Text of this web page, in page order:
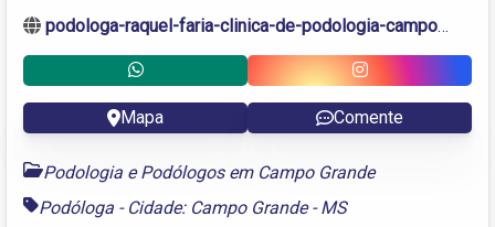
podologa-raquel-faria-clinica-de-podologia-campo-grande-ms.negocio.site
Mapa Comente
Podologia e Podólogos em Campo Grande
Podóloga - Cidade: Campo Grande - MS